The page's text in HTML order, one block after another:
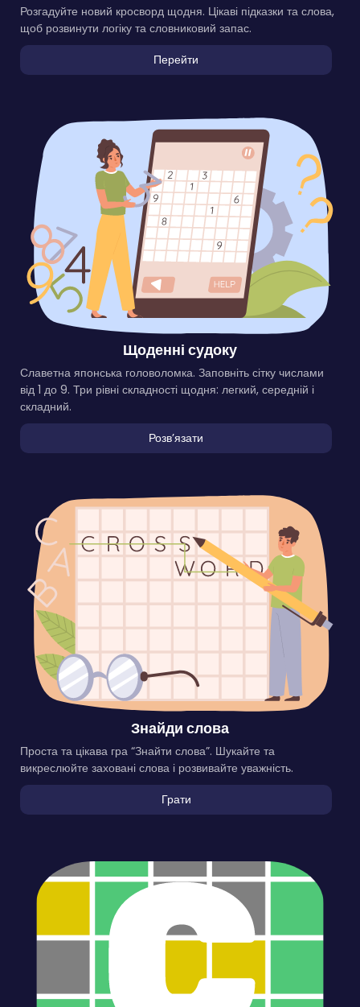
Розгадуйте новий кросворд щодня. Цікаві підказки та слова,
щоб розвинути логіку та словниковий запас.
Перейти
Щоденні судоку
Славетна японська головоломка. Заповніть сітку числами
від 1 до 9. Три рівні складності щодня: легкий, середній і
складний.
Розвʼязати
Знайди слова
Проста та цікава гра “Знайти слова”. Шукайте та
викреслюйте заховані слова і розвивайте уважність.
Грати